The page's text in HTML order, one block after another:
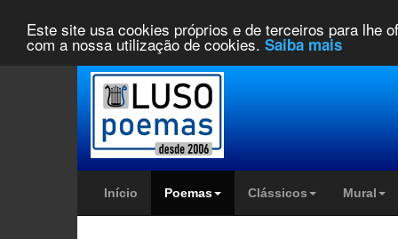
Este site usa cookies próprios e de terceiros para lhe
com a nossa utilização de cookies. Saiba mais
Início Poemas Clássicos Mural